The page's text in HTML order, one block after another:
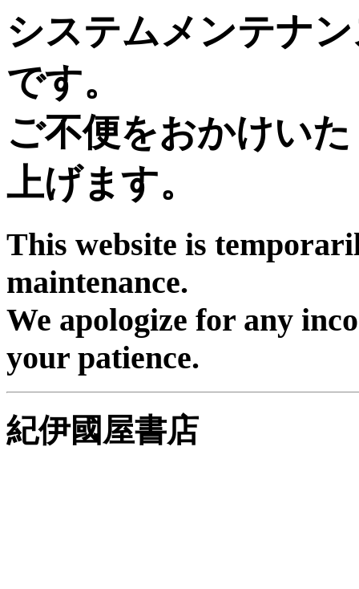
システムメンテナ
です。
ご不便をおかけい
上げます。
This website is
maintenance.
We apologize for any
your patience.
紀伊國屋書店